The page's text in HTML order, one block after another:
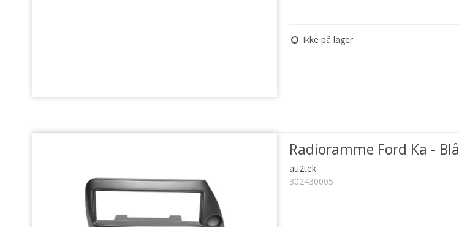
Ikke på lager
Radioramme Ford Ka - Blå
au2tek
302430005